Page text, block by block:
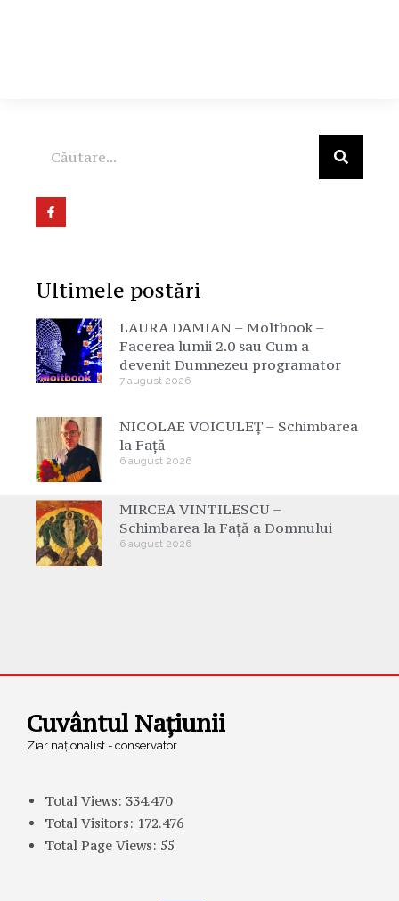
Ultimele postări
LAURA DAMIAN – Moltbook –
Facerea lumii 2.0 sau Cum a
devenit Dumnezeu programator
7 august 2026
NICOLAE VOICULEȚ – Schimbarea
la Față
6 august 2026
MIRCEA VINTILESCU –
Schimbarea la Față a Domnului
6 august 2026
Cuvântul Națiunii
Ziar naționalist - conservator
Total Views: 334.470
Total Visitors: 172.476
Total Page Views: 55